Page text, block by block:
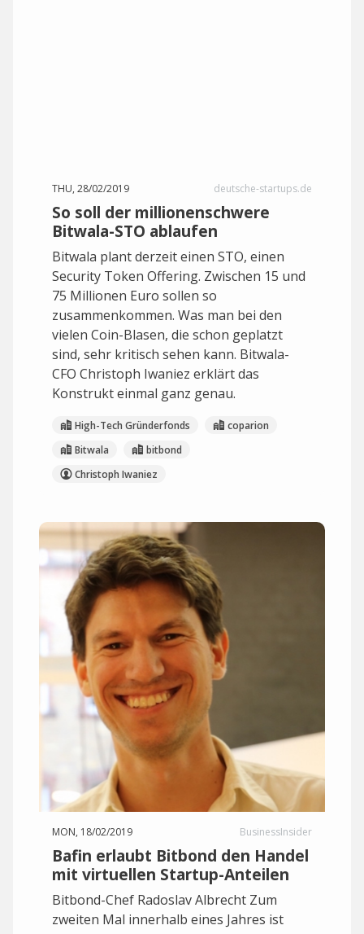
THU, 28/02/2019 deutsche-startups.de
So soll der millionenschwere
Bitwala-STO ablaufen
Bitwala plant derzeit einen STO, einen
Security Token Offering. Zwischen 15 und
75 Millionen Euro sollen so
zusammenkommen. Was man bei den
vielen Coin-Blasen, die schon geplatzt
sind, sehr kritisch sehen kann. Bitwala-
CFO Christoph Iwaniez erklärt das
Konstrukt einmal ganz genau.
High-Tech Gründerfonds
coparion
Bitwala
bitbond
Christoph Iwaniez
MON, 18/02/2019 BusinessInsider
Bafin erlaubt Bitbond den Handel
mit virtuellen Startup-Anteilen
Bitbond-Chef Radoslav Albrecht Zum
zweiten Mal innerhalb eines Jahres ist